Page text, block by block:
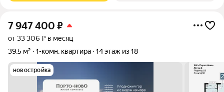
7 947 400 ₽
от 33 306 ₽ в месяц
39,5 м²
1-комн. квартира 14 этаж из 18
новостройка